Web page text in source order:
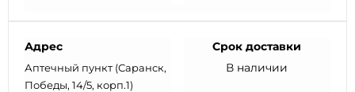
Адрес
Аптечный пункт (Саранск,
Победы, 14/5, корп.1)
Срок доставки
В наличии